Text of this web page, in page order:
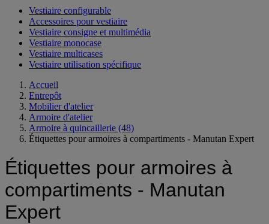
Vestiaire configurable
Accessoires pour vestiaire
Vestiaire consigne et multimédia
Vestiaire monocase
Vestiaire multicases
Vestiaire utilisation spécifique
Accueil
Entrepôt
Mobilier d'atelier
Armoire d'atelier
Armoire à quincaillerie (48)
Étiquettes pour armoires à compartiments - Manutan Expert
Étiquettes pour armoires à
compartiments - Manutan
Expert